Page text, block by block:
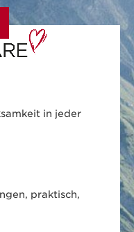
in jeder
praktisch,